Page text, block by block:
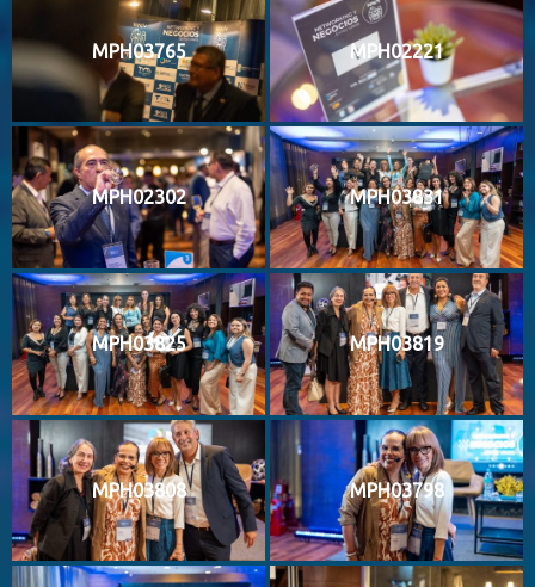
MPH03765 MPH02221
MPH02302 MPH03831
MPH03825 MPH03819
MPH03808 MPH03798